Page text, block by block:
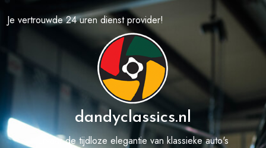
naar
inhoud
Je vertrouwde 24 uren dienst provider!
dandyclassics.nl
Ervaar de tijdloze elegantie van klassieke auto's